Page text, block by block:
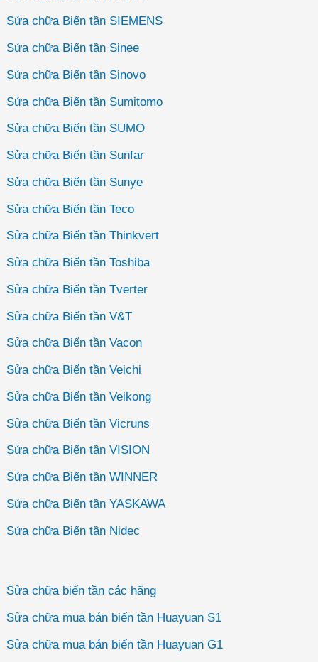
Sửa chữa Biến tần SIEMENS
Sửa chữa Biến tần Sinee
Sửa chữa Biến tần Sinovo
Sửa chữa Biến tần Sumitomo
Sửa chữa Biến tần SUMO
Sửa chữa Biến tần Sunfar
Sửa chữa Biến tần Sunye
Sửa chữa Biến tần Teco
Sửa chữa Biến tần Thinkvert
Sửa chữa Biến tần Toshiba
Sửa chữa Biến tần Tverter
Sửa chữa Biến tần V&T
Sửa chữa Biến tần Vacon
Sửa chữa Biến tần Veichi
Sửa chữa Biến tần Veikong
Sửa chữa Biến tần Vicruns
Sửa chữa Biến tần VISION
Sửa chữa Biến tần WINNER
Sửa chữa Biến tần YASKAWA
Sửa chữa Biến tần Nidec
Sửa chữa biến tần các hãng
Sửa chữa mua bán biến tần Huayuan S1
Sửa chữa mua bán biến tần Huayuan G1